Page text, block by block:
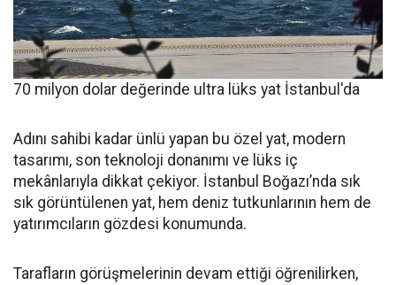
70 milyon dolar değerinde ultra lüks yat İstanbul'da
Adını sahibi kadar ünlü yapan bu özel yat, modern
tasarımı, son teknoloji donanımı ve lüks iç
mekânlarıyla dikkat çekiyor. İstanbul Boğazı’nda sık
sık görüntülenen yat, hem deniz tutkunlarının hem de
yatırımcıların gözdesi konumunda.
Tarafların görüşmelerinin devam ettiği öğrenilirken,